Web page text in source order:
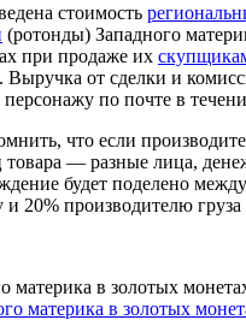
стоимость
(ротонды) Западного
при продаже их
Выручка от сделки и
по почте в
что если
товара — разные лица,
будет поделено
и 20% производителю груза
материка в золотых
материка в золотых